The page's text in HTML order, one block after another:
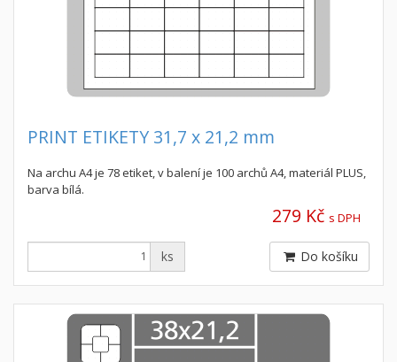
PRINT ETIKETY 31,7 x 21,2 mm
Na archu A4 je 78 etiket, v balení je 100 archů A4, materiál PLUS,
barva bílá.
279 Kč s DPH
ks Do košíku